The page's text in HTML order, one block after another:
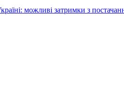
можливі затримки з